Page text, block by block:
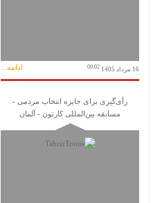
16 مرداد 1405 00:02 ادامه...
رأی‌گیری برای جایزه انتخاب مردمی -
مسابقه بین‌المللی کارتون - آلمان